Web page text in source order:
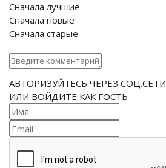
Сначала лучшие
Сначала новые
Сначала старые
АВТОРИЗУЙТЕСЬ ЧЕРЕЗ СОЦ.СЕТИ
ИЛИ ВОЙДИТЕ КАК ГОСТЬ